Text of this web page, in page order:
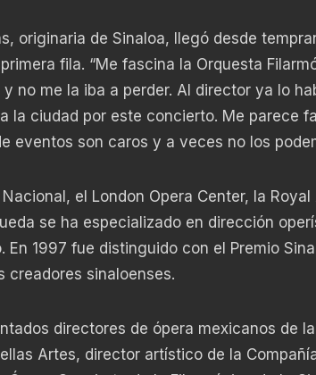
originaria de Sinaloa, llegó desde
fila. “Me fascina la Orquesta
no me la iba a perder. Al director ya lo
la ciudad por este concierto. Me parece
eventos son caros y a veces no los
el London Opera Center, la
se ha especializado en dirección
En 1997 fue distinguido con el Premio
creadores sinaloenses.
directores de ópera mexicanos de
Artes, director artístico de la